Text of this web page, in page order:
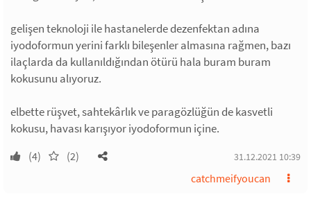
gelişen teknoloji ile hastanelerde dezenfektan adına
iyodoformun yerini farklı bileşenler almasına rağmen, bazı
ilaçlarda da kullanıldığından ötürü hala buram buram
kokusunu alıyoruz.
elbette rüşvet, sahtekârlık ve paragözlüğün de kasvetli
kokusu, havası karışıyor iyodoformun içine.
(4) (2) 31.12.2021 10:39
catchmeifyoucan